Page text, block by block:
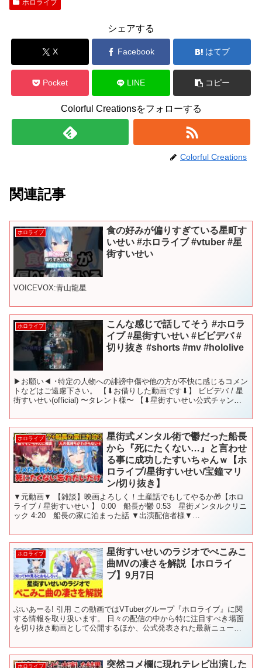
ホロライブ
シェアする
X Facebook はてブ
Pocket LINE コピー
Colorful Creationsをフォローする
Colorful Creations
関連記事
ホロライブ
食の好みが偏りすぎている星町す
いせい #ホロライブ #vtuber #星
街すいせい
VOICEVOX:青山龍星
ホロライブ
こんな感じで話してそう #ホロラ
イブ #星街すいせい #ビビデバ #
切り抜き #shorts #mv #hololive
▶お願い◀ ･特定の人物への誹謗中傷や他の方が不快に感じるコメン
トなどはご遠慮下さい。 【⬇お借りした動画です⬇】 ビビデバ / 星
街すいせい(official) 〜タレント様〜 【⬇星街すいせい公式チャンネ
ホロライブ
星街式メンタル術で鬱だった船長
から『死にたくない…』と言わせ
る事に成功したすいちゃんｗ【ホ
ロライブ/星街すいせい/宝鐘マリ
ン/切り抜き】
▼元動画▼ 【雑談】映画よろしく！土産話でもしてやるか🎁【ホロ
ライブ / 星街すいせい 】 0:00 船長が鬱 0:53 星街メンタルクリニ
ック 4:20 船長の家に泊まった話 ▼出演配信者様▼
ホロライブ
星街すいせいのラジオでぺこみこ
曲MVの凄さを解説【ホロライ
ブ】9月7日
ぶいあーる! 引用 この動画ではVTuberグループ『ホロライブ』に関
する情報を取り扱います。 日々の配信の中から特に注目すべき場面
を切り抜き動画として公開するほか、公式発表された最新ニュー
ホロライブ
突然コメ欄に現れテレビ出演した